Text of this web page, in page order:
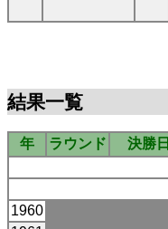
結果一覧
年 ラウンド 決勝日
1960